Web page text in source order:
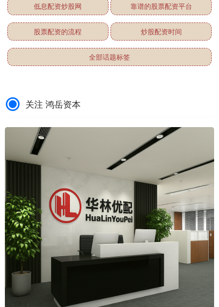
低息配资炒股网 靠谱的股票配资平台
股票配资的流程 炒股配资时间
全部话题标签
关注 鸿岳资本